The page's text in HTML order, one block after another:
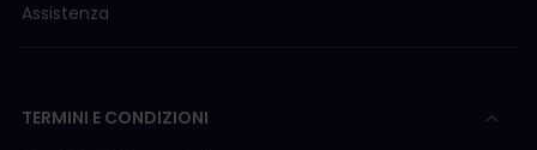
Assistenza
TERMINI E CONDIZIONI